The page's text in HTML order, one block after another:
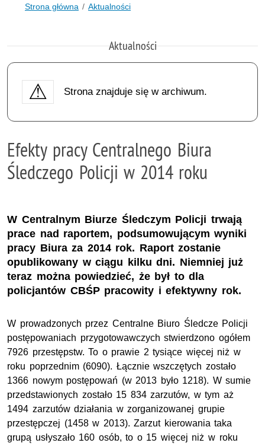
Strona główna Aktualności
Aktualności
Strona znajduje się w archiwum.
Efekty pracy Centralnego Biura
Śledczego Policji w 2014 roku
W Centralnym Biurze Śledczym Policji trwają
prace nad raportem, podsumowującym wyniki
pracy Biura za 2014 rok. Raport zostanie
opublikowany w ciągu kilku dni. Niemniej już
teraz można powiedzieć, że był to dla
policjantów CBŚP pracowity i efektywny rok.
W prowadzonych przez Centralne Biuro Śledcze Policji
postępowaniach przygotowawczych stwierdzono ogółem
7926 przestępstw. To o prawie 2 tysiące więcej niż w
roku poprzednim (6090). Łącznie wszczętych zostało
1366 nowym postępowań (w 2013 było 1218). W sumie
przedstawionych zostało 15 834 zarzutów, w tym aż
1494 zarzutów działania w zorganizowanej grupie
przestępczej (1458 w 2013). Zarzut kierowania taka
grupą usłyszało 160 osób, to o 15 więcej niż w roku